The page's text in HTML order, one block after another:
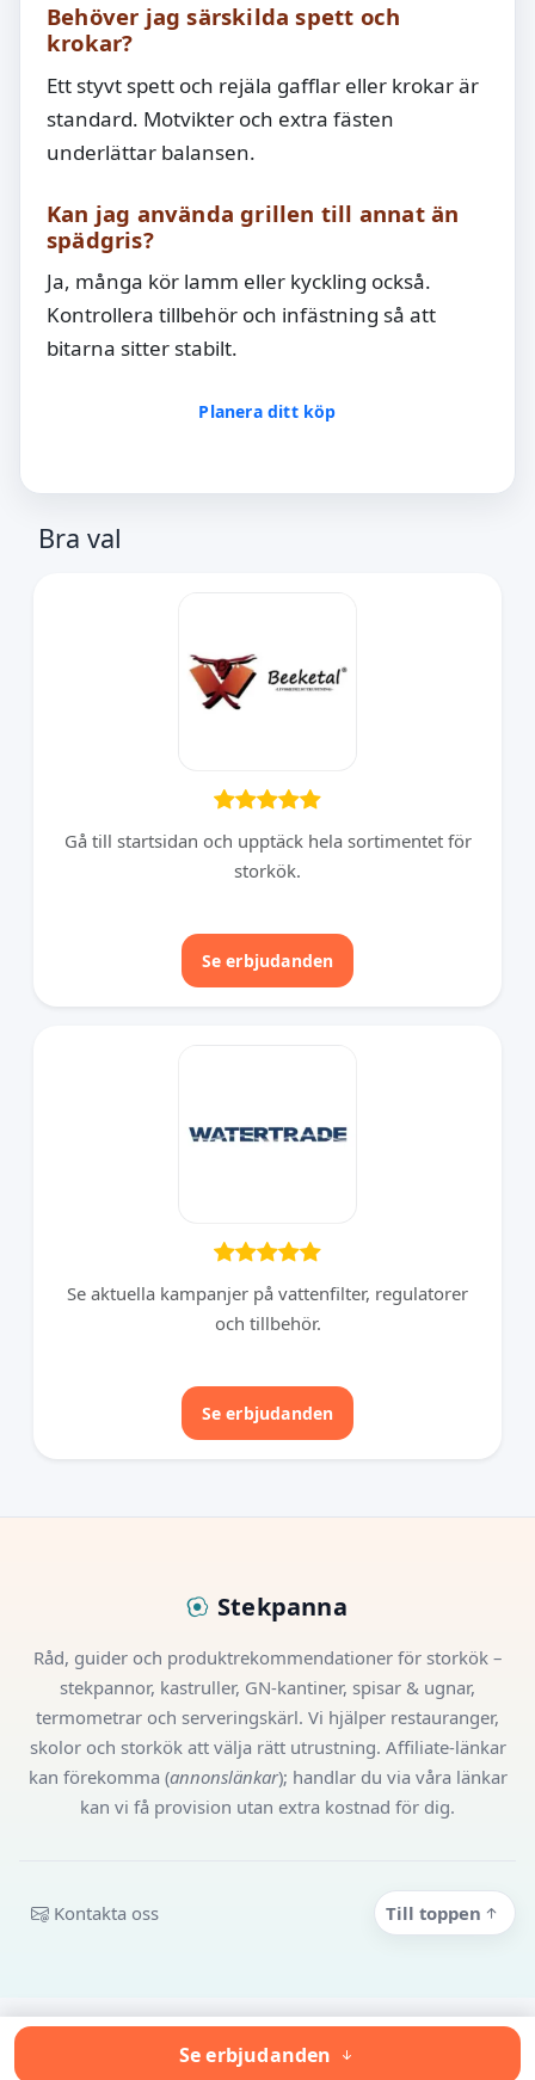
Behöver jag särskilda spett och
krokar?
Ett styvt spett och rejäla gafflar eller krokar är
standard. Motvikter och extra fästen
underlättar balansen.
Kan jag använda grillen till annat än
spädgris?
Ja, många kör lamm eller kyckling också.
Kontrollera tillbehör och infästning så att
bitarna sitter stabilt.
Planera ditt köp
Bra val
Gå till startsidan och upptäck hela sortimentet för
storkök.
Se erbjudanden
Se aktuella kampanjer på vattenfilter, regulatorer
och tillbehör.
Se erbjudanden
Stekpanna
Råd, guider och produktrekommendationer för storkök –
stekpannor, kastruller, GN-kantiner, spisar & ugnar,
termometrar och serveringskärl. Vi hjälper restauranger,
skolor och storkök att välja rätt utrustning. Affiliate-länkar
kan förekomma (annonslänkar); handlar du via våra länkar
kan vi få provision utan extra kostnad för dig.
Kontakta oss Till toppen
Se erbjudanden